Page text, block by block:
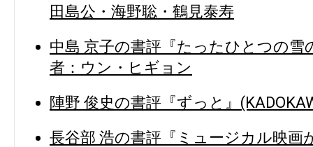
田島公・海野聡・鶴見泰寿
中島 京子の書評『たったひとつの雪
者：ウン・ヒギョン
陣野 俊史の書評『ずっと』
長谷部 浩の書評『ミュージカル映画